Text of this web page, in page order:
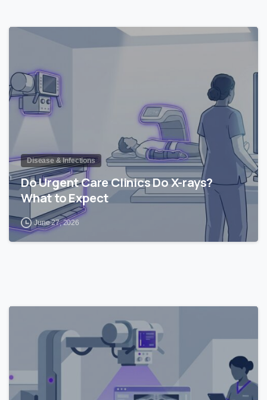
Disease & Infections
Do Urgent Care Clinics Do X-rays?
What to Expect
June 27, 2026